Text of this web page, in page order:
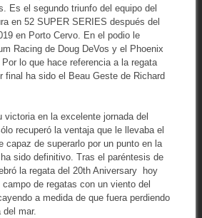
Es el segundo triunfo del equipo del
en 52 SUPER SERIES después del
en Porto Cervo. En el podio le
Racing de Doug DeVos y el Phoenix
lo que hace referencia a la regata
final ha sido el Beau Geste de Richard
victoria en la excelente jornada del
recuperó la ventaja que le llevaba el
capaz de superarlo por un punto en la
sido definitivo. Tras el paréntesis de
la regata del 20th Aniversary hoy
de regatas con un viento del
a medida de que fuera perdiendo
del mar.